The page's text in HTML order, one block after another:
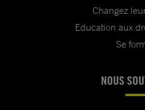
Changez
Education aux
Se
NOUS